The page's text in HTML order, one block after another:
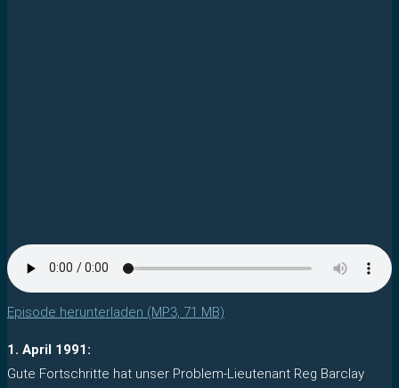
Episode herunterladen (MP3, 71 MB)
1. April 1991:
Gute Fortschritte hat unser Problem-Lieutenant Reg Barclay